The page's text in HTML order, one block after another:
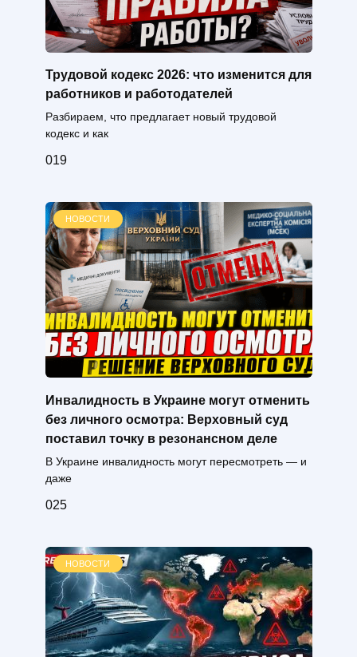
Трудовой кодекс 2026: что изменится для
работников и работодателей
Разбираем, что предлагает новый трудовой
кодекс и как
019
НОВОСТИ
Инвалидность в Украине могут отменить
без личного осмотра: Верховный суд
поставил точку в резонансном деле
В Украине инвалидность могут пересмотреть — и
даже
025
НОВОСТИ